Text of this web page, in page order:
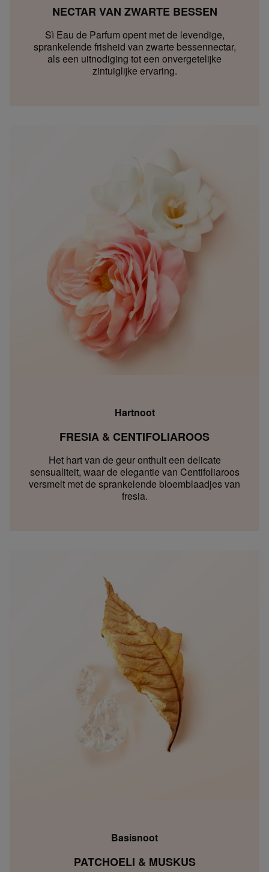
NECTAR VAN ZWARTE BESSEN
Sì Eau de Parfum opent met de levendige,
sprankelende frisheid van zwarte bessennectar,
als een uitnodiging tot een onvergetelijke
zintuiglijke ervaring.
Hartnoot
FRESIA & CENTIFOLIAROOS
Het hart van de geur onthult een delicate
sensualiteit, waar de elegantie van Centifoliaroos
versmelt met de sprankelende bloemblaadjes van
fresia.
Basisnoot
PATCHOELI & MUSKUS